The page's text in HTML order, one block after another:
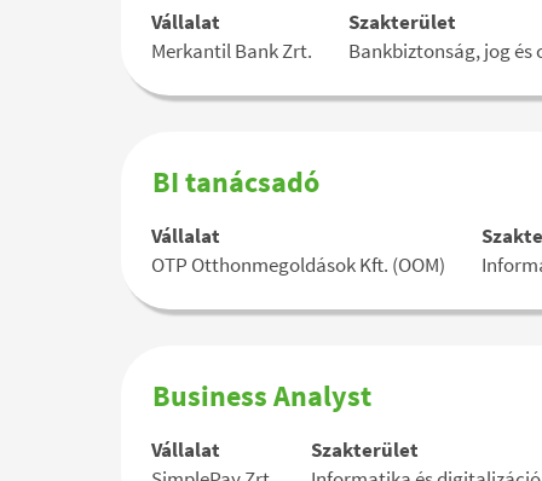
Vállalat
Merkantil Bank Zrt.
Szakterület
Bankbiztonság, jog
a
szóköz
az
tartalmának
megtekintéséhez.
Pozíció
BI tanácsadó
Vállalat
OTP Otthonmegoldások Kft. (OOM)
Jelölje
a
szóköz
az
tartalmának
megtekintéséhez.
Pozíció
Business Analyst
Vállalat
Szakterület
Jelölje
a
szóköz